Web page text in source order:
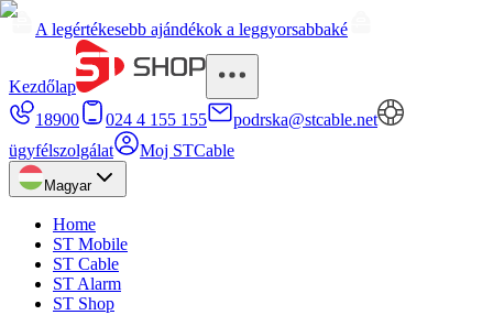
A legértékesebb ajándékok a leggyorsabbaké
Kezdőlap
18900
024 4 155 155
podrska@stcable.net
ügyfélszolgálat
Moj STCable
Magyar
Home
ST Mobile
ST Cable
ST Alarm
ST Shop